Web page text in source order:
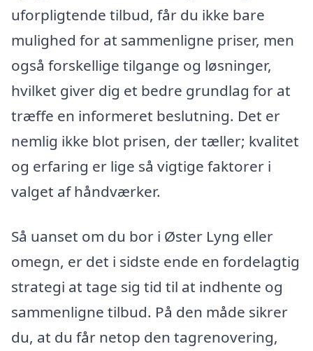
uforpligtende tilbud, får du ikke bare
mulighed for at sammenligne priser, men
også forskellige tilgange og løsninger,
hvilket giver dig et bedre grundlag for at
træffe en informeret beslutning. Det er
nemlig ikke blot prisen, der tæller; kvalitet
og erfaring er lige så vigtige faktorer i
valget af håndværker.
Så uanset om du bor i Øster Lyng eller
omegn, er det i sidste ende en fordelagtig
strategi at tage sig tid til at indhente og
sammenligne tilbud. På den måde sikrer
du, at du får netop den tagrenovering,